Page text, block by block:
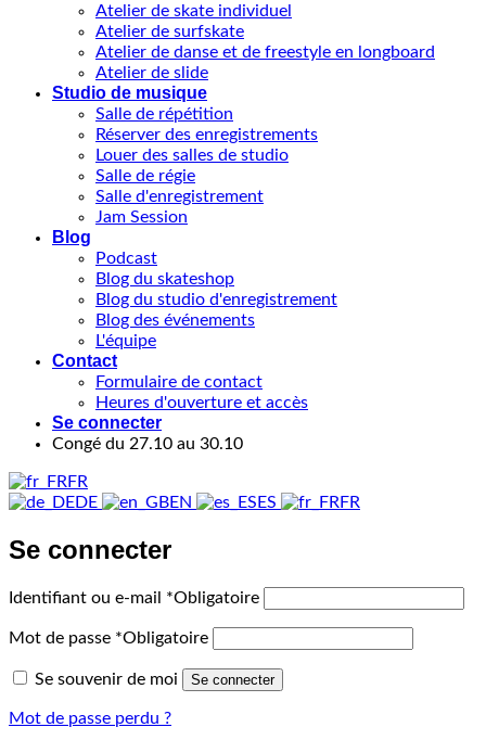
Atelier de skate individuel
Atelier de surfskate
Atelier de danse et de freestyle en longboard
Atelier de slide
Studio de musique
Salle de répétition
Réserver des enregistrements
Louer des salles de studio
Salle de régie
Salle d'enregistrement
Jam Session
Blog
Podcast
Blog du skateshop
Blog du studio d'enregistrement
Blog des événements
L'équipe
Contact
Formulaire de contact
Heures d'ouverture et accès
Se connecter
Congé du 27.10 au 30.10
FR
DE
EN ES FR
Se connecter
Identifiant ou e-mail *Obligatoire
Mot de passe *Obligatoire
Se souvenir de moi Se connecter
Mot de passe perdu ?